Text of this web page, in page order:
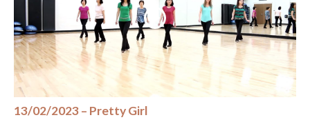
13/02/2023 – Pretty Girl